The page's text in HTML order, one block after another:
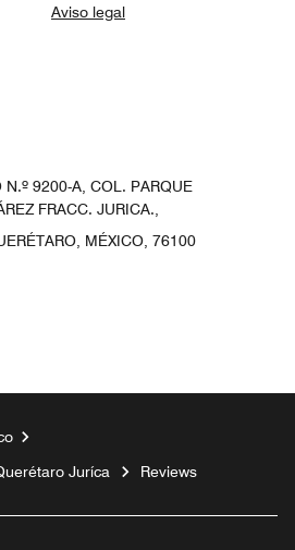
Aviso legal
N.º 9200-A, COL. PARQUE
FRACC. JURICA.,
MÉXICO, 76100
Juríca
Reviews